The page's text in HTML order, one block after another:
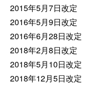
2015年5月7日改定
2016年5月9日改定
2016年6月28日改定
2018年2月8日改定
2018年5月10日改定
2018年12月5日改定